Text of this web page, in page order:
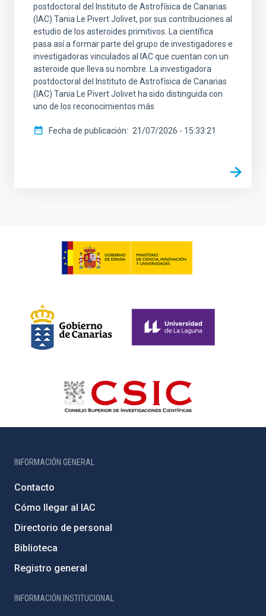
postdoctoral del Instituto de Astrofísica de Canarias
(IAC) Tania Le Pivert Jolivet, por sus contribuciones al
estudio de los asteroides primitivos. La científica
pasa así a formar parte del grupo de investigadores e
investigadoras vinculados al IAC que cuentan con un
asteroide que lleva su nombre. La investigadora
postdoctoral del Instituto de Astrofísica de Canarias
(IAC) Tania Le Pivert Jolivet ha sido distinguida con
uno de los reconocimientos más
Fecha de publicación 21/07/2026 - 15:33:21
INFORMACIÓN GENERAL
Contacto
Cómo llegar al IAC
Directorio de personal
Biblioteca
Registro general
INFORMACIÓN INSTITUCIONAL